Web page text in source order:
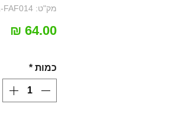
מק"ט: BL-FAF014
כמות *